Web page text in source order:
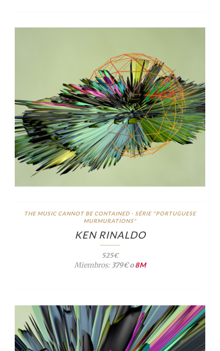
THE MUSIC CANNOT BE CONTAINED - SÉRIE "PORTUGUESE
MURMURATIONS"
KEN RINALDO
525€
Miembros:379€ o8M